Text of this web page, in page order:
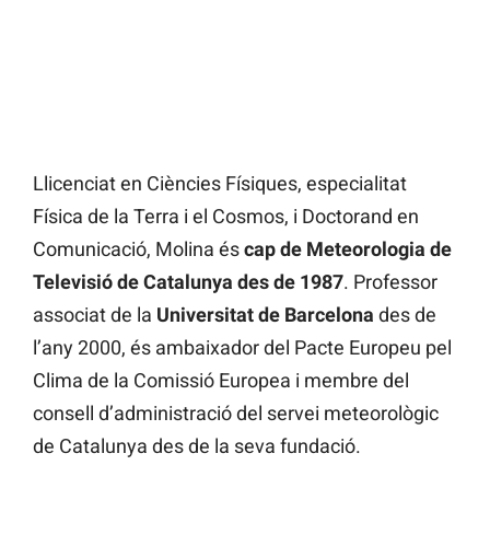
Llicenciat en Ciències Físiques, especialitat
Física de la Terra i el Cosmos, i Doctorand en
Comunicació, Molina éscap de Meteorologia de
Televisió de Catalunya des de 1987. Professor
associat de la Universitat de Barcelona des de
l’any 2000, és ambaixador del Pacte Europeu pel
Clima de la Comissió Europea i membre del
consell d’administració del servei meteorològic
de Catalunya des de la seva fundació.